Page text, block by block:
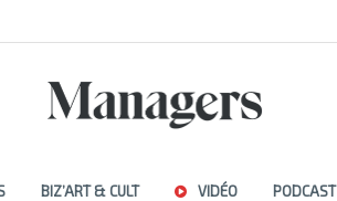
BIZ’ART & CULT VIDÉO PODCAST